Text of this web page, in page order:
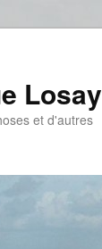
Losay
et d'autres